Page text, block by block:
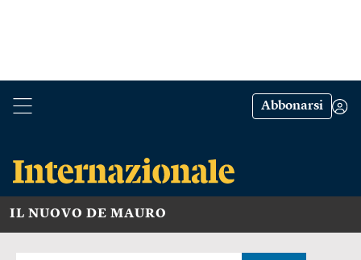
Abbonarsi
IL NUOVO DE MAURO